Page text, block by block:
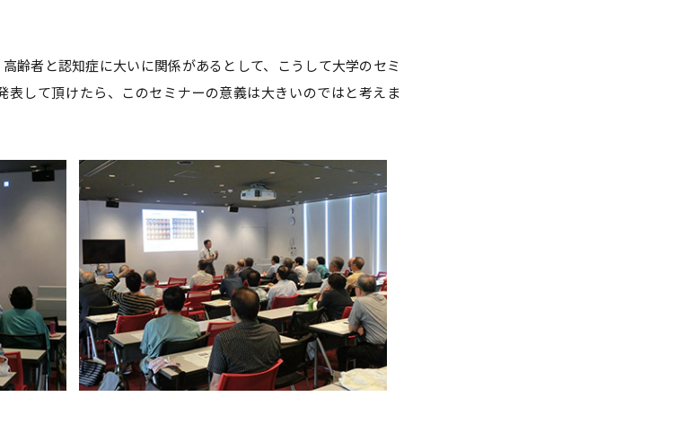
齢者と認知症に大いに関係があるとして、こうして大学のセミ
表して頂けたら、このセミナーの意義は大きいのではと考えま